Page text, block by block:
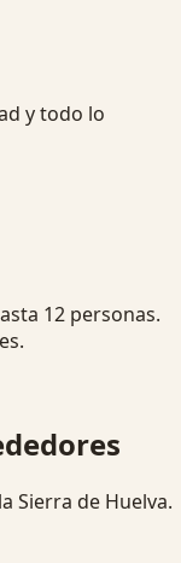
y todo lo
12 personas.
Sierra de Huelva.